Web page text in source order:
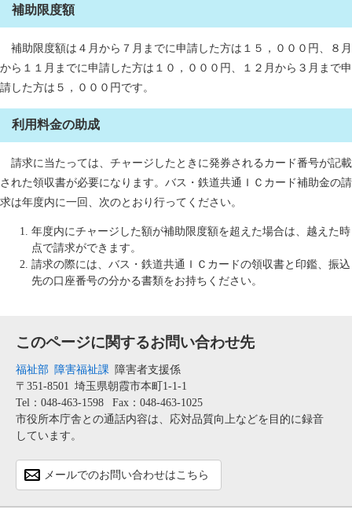
補助限度額
補助限度額は４月から７月までに申請した方は１５，０００円、８月
から１１月までに申請した方は１０，０００円、１２月から３月まで申
請した方は５，０００円です。
利用料金の助成
請求に当たっては、チャージしたときに発券されるカード番号が記載
された領収書が必要になります。バス・鉄道共通ＩＣカード補助金の請
求は年度内に一回、次のとおり行ってください。
年度内にチャージした額が補助限度額を超えた場合は、越えた時
点で請求ができます。
請求の際には、バス・鉄道共通ＩＣカードの領収書と印鑑、振込
先の口座番号の分かる書類をお持ちください。
このページに関するお問い合わせ先
福祉部 障害福祉課 障害者支援係
〒351-8501 埼玉県朝霞市本町1-1-1
Tel：048-463-1598
Fax：048-463-1025
市役所本庁舎との通話内容は、応対品質向上などを目的に録音
しています。
メールでのお問い合わせはこちら